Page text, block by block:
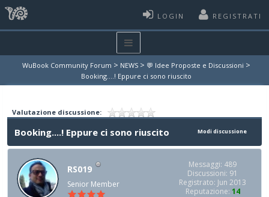
LOGIN REGISTRATI
WuBook Community Forum > NEWS > 💬 Idee Proposte e Discussioni >
Booking....! Eppure ci sono riuscito
Valutazione discussione:
Modi discussione
Booking....! Eppure ci sono riuscito
RS019
Senior Member
Messaggi: 489
Discussioni: 91
Registrato: Jun 2013
Reputazione: 14